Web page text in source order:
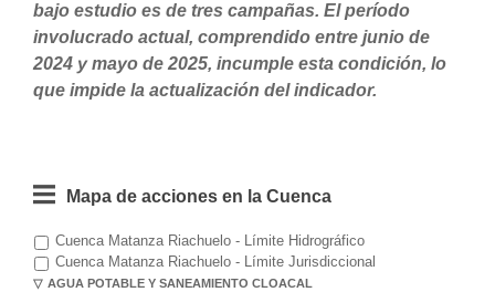
bajo estudio es de tres campañas. El período
involucrado actual, comprendido entre junio de
2024 y mayo de 2025, incumple esta condición, lo
que impide la actualización del indicador.
Cuenca Matanza Riachuelo - Límite Hidrográfico
Cuenca Matanza Riachuelo - Límite Jurisdiccional
AGUA POTABLE Y SANEAMIENTO CLOACAL